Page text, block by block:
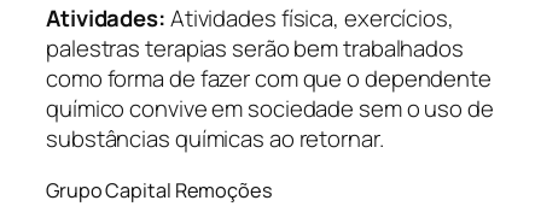
Atividades:Atividades física, exercícios,
palestras terapias serão bem trabalhados
como forma de fazer com que o dependente
químico convive em sociedade sem o uso de
substâncias químicas ao retornar.
Grupo Capital Remoções